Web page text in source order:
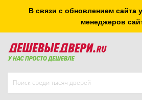
В связи с обновлением сайта
менеджеров